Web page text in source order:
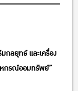
กลยุทธ์ และเครื่อง
หกรณ์ออมทรัพย์”